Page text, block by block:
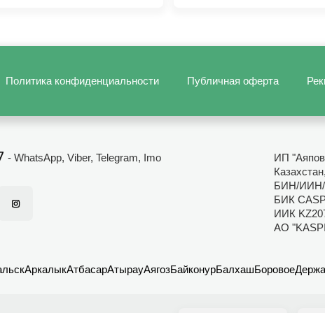
Политика конфиденциальности Публичная оферта
- WhatsApp, Viber, Telegram, Imo
ИП
Казахстан,
БИН/ИИН/
БИК
ИИК
АО
АркалыкАтбасарАтырауАягозБайконурБалхашБоровое